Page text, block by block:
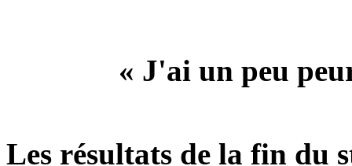
« J'ai un peu
Les résultats de la fin du